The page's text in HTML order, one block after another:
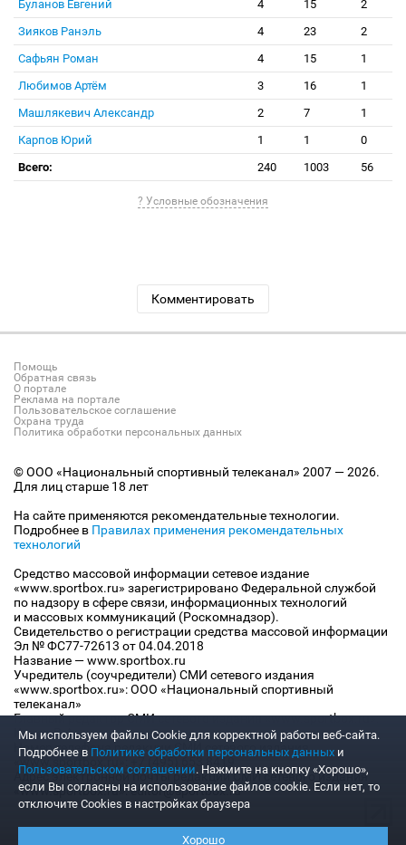
Буланов Евгений
4 15
2
Зияков Ранэль
4 23
2
Сафьян Роман
4 15
1
Любимов Артём
3 16
1
Машлякевич Александр
2 7
1
Карпов Юрий
1 1
0
Всего:
240 1003 56
? Условные обозначения
Комментировать
Помощь
Обратная связь
О портале
Реклама на портале
Пользовательское соглашение
Охрана труда
Политика обработки персональных данных
© ООО «Национальный спортивный телеканал» 2007 — 2026.
Для лиц старше 18 лет
На сайте применяются рекомендательные технологии.
Подробнее в Правилах применения рекомендательных
технологий
Средство массовой информации сетевое издание
«www.sportbox.ru» зарегистрировано Федеральной службой
по надзору в сфере связи, информационных технологий
и массовых коммуникаций (Роскомнадзор).
Свидетельство о регистрации средства массовой информации
Эл № ФС77-72613 от 04.04.2018
Название — www.sportbox.ru
Учредитель (соучредители) СМИ сетевого издания
«www.sportbox.ru»: ООО «Национальный спортивный
телеканал»
Главный редактор СМИ сетевого издания «www.sportbox.ru»:
Конов В.А.
Номер телефона редакции СМИ сетевого издания
«www.sportbox.ru»: +7 (495) 653 8419
Адрес электронной почты редакции СМИ сетевого издания
«www.sportbox.ru»: editor@sportbox.ru
Мы используем файлы Сookie для корректной работы веб-сайта.
Подробнее в Политике обработки персональных данных и
Пользовательском соглашении. Нажмите на кнопку «Хорошо»,
если Вы согласны на использование файлов cookie. Если нет, то
отключите Cookies в настройках браузера
Хорошо